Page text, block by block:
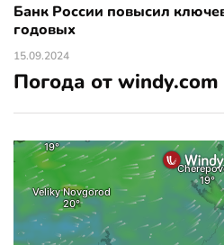
Банк России повысил
годовых
15.09.2024
Погода от windy.com